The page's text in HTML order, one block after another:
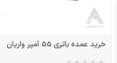
خرید عمده باتری 55 آمپر واریان